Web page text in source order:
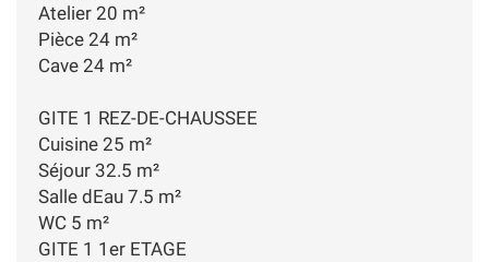
Atelier 20 m²
Pièce 24 m²
Cave 24 m²
GITE 1 REZ-DE-CHAUSSEE
Cuisine 25 m²
Séjour 32.5 m²
Salle dEau 7.5 m²
WC 5 m²
GITE 1 1er ETAGE